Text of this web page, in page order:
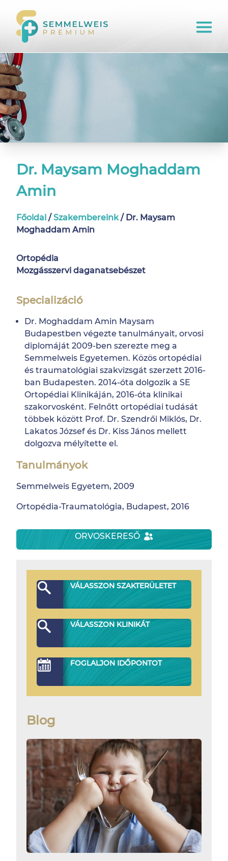
Dr. Maysam Moghaddam
Amin
Főoldal / Szakembereink /Dr. Maysam
Moghaddam Amin
Ortopédia
Mozgásszervi daganatsebészet
Specializáció
Dr. Moghaddam Amin Maysam
Budapestben végezte tanulmányait, orvosi
diplomáját 2009-ben szerezte meg a
Semmelweis Egyetemen. Közös ortopédiai
és traumatológiai szakvizsgát szerzett 2016-
ban Budapesten. 2014-óta dolgozik a SE
Ortopédiai Klinikáján, 2016-óta klinikai
szakorvosként. Felnőtt ortopédiai tudását
többek között Prof. Dr. Szendrői Miklós, Dr.
Lakatos József és Dr. Kiss János mellett
dolgozva mélyítette el.
Tanulmányok
Semmelweis Egyetem, 2009
Ortopédia-Traumatológia, Budapest, 2016
ORVOSKERESŐ
VÁLASSZON SZAKTERÜLETET
VÁLASSZON KLINIKÁT
FOGLALJON IDŐPONTOT
Blog